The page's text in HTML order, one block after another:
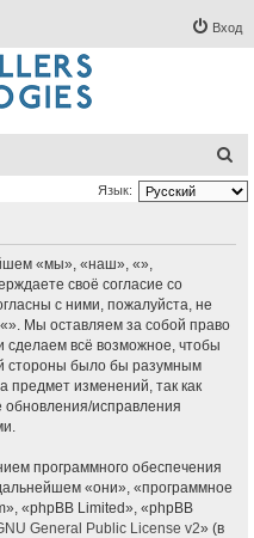
Вход
о
Язык:
«мы», «наш», «»,
своё согласие со
с ними, пожалуйста, не
Мы оставляем за собой право
сделаем всё возможное, чтобы
стороны было бы разумным
предмет изменений, так как
исправления
программного обеспечения
«они», «программное
«phpBB Limited», «phpBB
General Public License v2» (в